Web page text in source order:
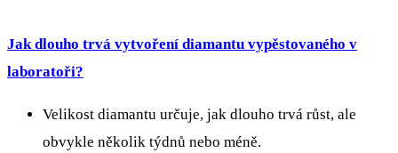
Jak dlouho trvá vytvoření diamantu vypěstovaného v
laboratoři?
Velikost diamantu určuje, jak dlouho trvá růst, ale
obvykle několik týdnů nebo méně.